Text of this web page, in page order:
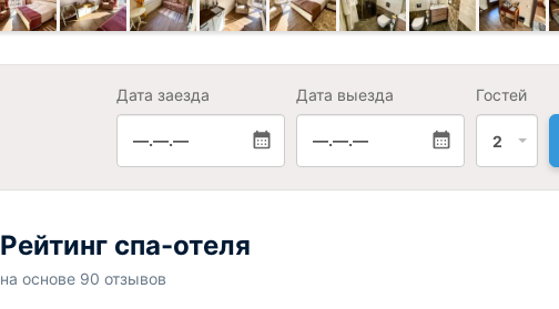
Дата заезда
—.—.—
Дата выезда
—.—.—
Гостей
2
Рейтинг спа-отеля
на основе 90 отзывов